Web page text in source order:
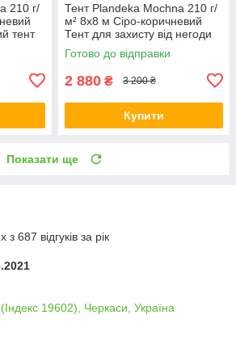
210 г/
тент
Тент Plandeka Mochna 210 г/
м² 8х8 м Сіро-коричневий
Тент для захисту від негоди
Тент для будівництва
Готово до відправки
2 880 ₴ 3 200 ₴
Купити
Показати ще
687 відгуків за рік
19602), Черкаси, Україна